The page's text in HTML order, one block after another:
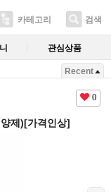
카테고리 검색
관심상품
Recent
0
제)[가격인상]